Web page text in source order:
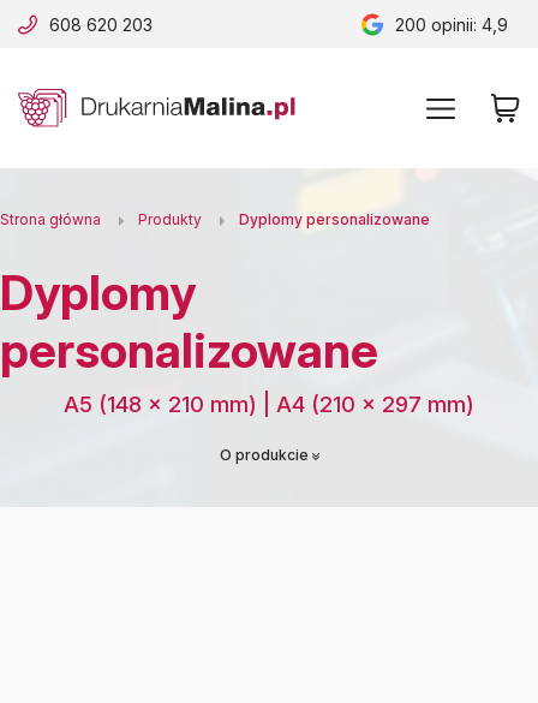
608 620 203 200 opinii: 4,9
Strona główna Produkty Dyplomy personalizowane
Dyplomy
personalizowane
A5 (148 × 210 mm) | A4 (210 × 297 mm)
O produkcie